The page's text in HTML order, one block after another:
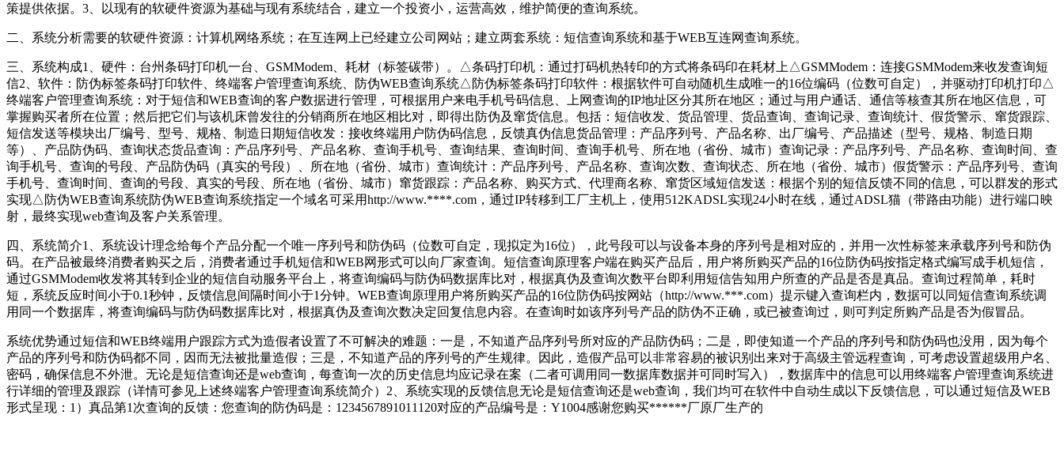
策提供依据。3、以现有的软硬件资源为基础与现有系统结合，建立一个投资小，运营高效，维护简便的查询系统。
二、系统分析需要的软硬件资源：计算机网络系统；在互连网上已经建立公司网站；建立两套系统：短信查询系统和基于WEB互连网查询系统。
三、系统构成1、硬件：台州条码打印机一台、GSMModem、耗材（标签碳带）。△条码打印机：通过打码机热转印的方式将条码印在耗材上△GSMModem：连接GSMModem来收发查询短
信2、软件：防伪标签条码打印软件、终端客户管理查询系统、防伪WEB查询系统△防伪标签条码打印软件：根据软件可自动随机生成唯一的16位编码（位数可自定），并驱动打印机打印△
终端客户管理查询系统：对于短信和WEB查询的客户数据进行管理，可根据用户来电手机号码信息、上网查询的IP地址区分其所在地区；通过与用户通话、通信等核查其所在地区信息，可
掌握购买者所在位置；然后把它们与该机床曾发往的分销商所在地区相比对，即得出防伪及窜货信息。包括：短信收发、货品管理、货品查询、查询记录、查询统计、假货警示、窜货跟踪、
短信发送等模块出厂编号、型号、规格、制造日期短信收发：接收终端用户防伪码信息，反馈真伪信息货品管理：产品序列号、产品名称、出厂编号、产品描述（型号、规格、制造日期
等）、产品防伪码、查询状态货品查询：产品序列号、产品名称、查询手机号、查询结果、查询时间、查询手机号、所在地（省份、城市）查询记录：产品序列号、产品名称、查询时间、查
询手机号、查询的号段、产品防伪码（真实的号段）、所在地（省份、城市）查询统计：产品序列号、产品名称、查询次数、查询状态、所在地（省份、城市）假货警示：产品序列号、查询
手机号、查询时间、查询的号段、真实的号段、所在地（省份、城市）窜货跟踪：产品名称、购买方式、代理商名称、窜货区域短信发送：根据个别的短信反馈不同的信息，可以群发的形式
实现△防伪WEB查询系统防伪WEB查询系统指定一个域名可采用http://www.****.com，通过IP转移到工厂主机上，使用512KADSL实现24小时在线，通过ADSL猫（带路由功能）进行端口映
射，最终实现web查询及客户关系管理。
四、系统简介1、系统设计理念给每个产品分配一个唯一序列号和防伪码（位数可自定，现拟定为16位），此号段可以与设备本身的序列号是相对应的，并用一次性标签来承载序列号和防伪
码。在产品被最终消费者购买之后，消费者通过手机短信和WEB网形式可以向厂家查询。短信查询原理客户端在购买产品后，用户将所购买产品的16位防伪码按指定格式编写成手机短信，
通过GSMModem收发将其转到企业的短信自动服务平台上，将查询编码与防伪码数据库比对，根据真伪及查询次数平台即利用短信告知用户所查的产品是否是真品。查询过程简单，耗时
短，系统反应时间小于0.1秒钟，反馈信息间隔时间小于1分钟。WEB查询原理用户将所购买产品的16位防伪码按网站（http://www.***.com）提示键入查询栏内，数据可以同短信查询系统调
用同一个数据库，将查询编码与防伪码数据库比对，根据真伪及查询次数决定回复信息内容。在查询时如该序列号产品的防伪不正确，或已被查询过，则可判定所购产品是否为假冒品。
系统优势通过短信和WEB终端用户跟踪方式为造假者设置了不可解决的难题：一是，不知道产品序列号所对应的产品防伪码；二是，即使知道一个产品的序列号和防伪码也没用，因为每个
产品的序列号和防伪码都不同，因而无法被批量造假；三是，不知道产品的序列号的产生规律。因此，造假产品可以非常容易的被识别出来对于高级主管远程查询，可考虑设置超级用户名、
密码，确保信息不外泄。无论是短信查询还是web查询，每查询一次的历史信息均应记录在案（二者可调用同一数据库数据并可同时写入），数据库中的信息可以用终端客户管理查询系统进
行详细的管理及跟踪（详情可参见上述终端客户管理查询系统简介）2、系统实现的反馈信息无论是短信查询还是web查询，我们均可在软件中自动生成以下反馈信息，可以通过短信及WEB
形式呈现：1）真品第1次查询的反馈：您查询的防伪码是：1234567891011120对应的产品编号是：Y1004感谢您购买******厂原厂生产的